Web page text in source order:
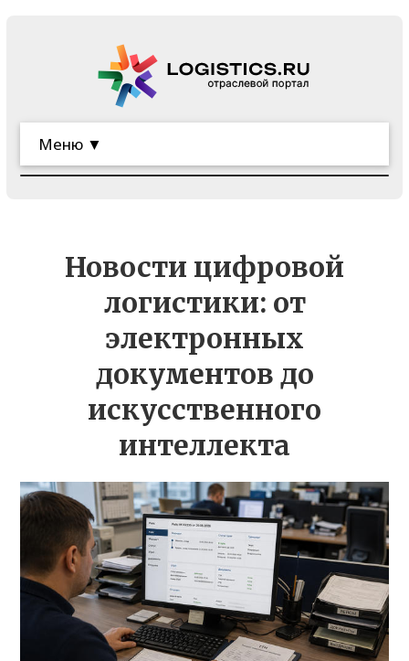
Меню ▼
Новости цифровой
логистики: от
электронных
документов до
искусственного
интеллекта